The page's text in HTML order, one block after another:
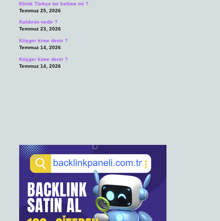
Klinik Türkçe bir kelime mi ?
Temmuz 25, 2026
Kaldırım nedir ?
Temmuz 23, 2026
Köşger kime denir ?
Temmuz 14, 2026
Köşger kime denir ?
Temmuz 14, 2026